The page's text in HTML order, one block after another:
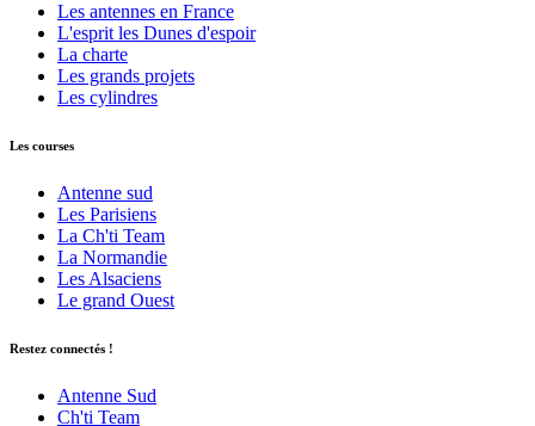
Les antennes en France
L'esprit les Dunes d'espoir
La charte
Les grands projets
Les cylindres
Les courses
Antenne sud
Les Parisiens
La Ch'ti Team
La Normandie
Les Alsaciens
Le grand Ouest
Restez connectés !
Antenne Sud
Ch'ti Team